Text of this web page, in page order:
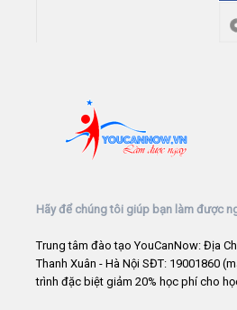
Hãy để chúng tôi giúp bạn làm được
Trung tâm đào tạo YouCanNow: Địa
Thanh Xuân - Hà Nội SĐT: 19001860
trình đặc biệt giảm 20% học phí cho